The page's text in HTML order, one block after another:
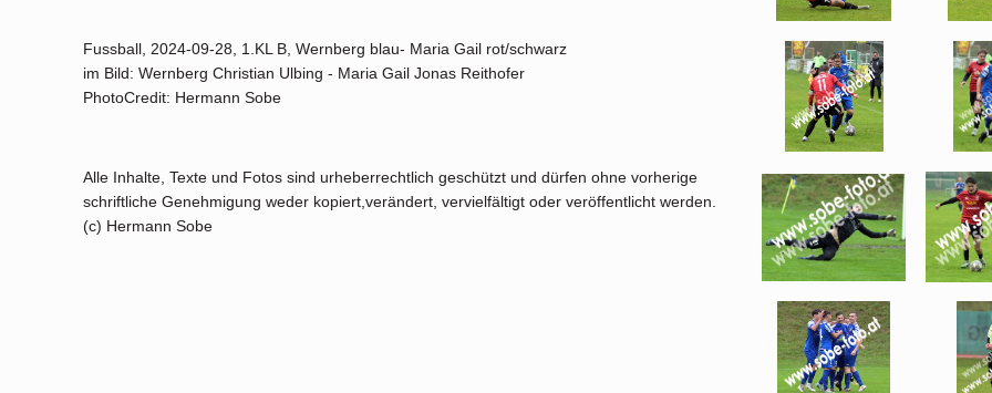
Fussball, 2024-09-28, 1.KL B, Wernberg blau- Maria Gail rot/schwarz
im Bild: Wernberg Christian Ulbing - Maria Gail Jonas Reithofer
PhotoCredit: Hermann Sobe
Alle Inhalte, Texte und Fotos sind urheberrechtlich geschützt und dürfen ohne vorherige
schriftliche Genehmigung weder kopiert,verändert, vervielfältigt oder veröffentlicht werden.
(c) Hermann Sobe